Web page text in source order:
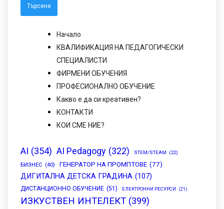
Начало
КВАЛИФИКАЦИЯ НА ПЕДАГОГИЧЕСКИ
СПЕЦИАЛИСТИ
ФИРМЕНИ ОБУЧЕНИЯ
ПРОФЕСИОНАЛНО ОБУЧЕНИЕ
Какво е да си креативен?
КОНТАКТИ
КОИ СМЕ НИЕ?
AI (354) AI Pedagogy (322) STEM/STEAM (22)
БИЗНЕС (40) ГЕНЕРАТОР НА ПРОМПТОВЕ (77)
ДИГИТАЛНА ДЕТСКА ГРАДИНА (107)
ДИСТАНЦИОННО ОБУЧЕНИЕ (51) ЕЛЕКТРОННИ РЕСУРСИ (21)
ИЗКУСТВЕН ИНТЕЛЕКТ (399)